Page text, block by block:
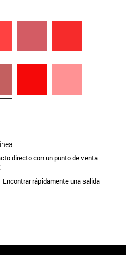
directo con un punto de venta
Encontrar rápidamente una salida